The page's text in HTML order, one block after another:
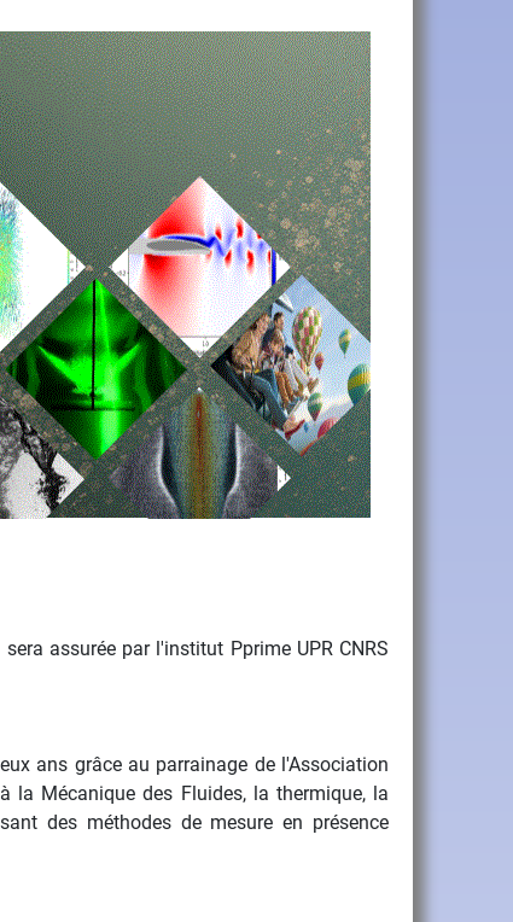
assurée par l'institut Pprime UPR CNRS
ans grâce au parrainage de l'Association
la Mécanique des Fluides, la thermique, la
des méthodes de mesure en présence